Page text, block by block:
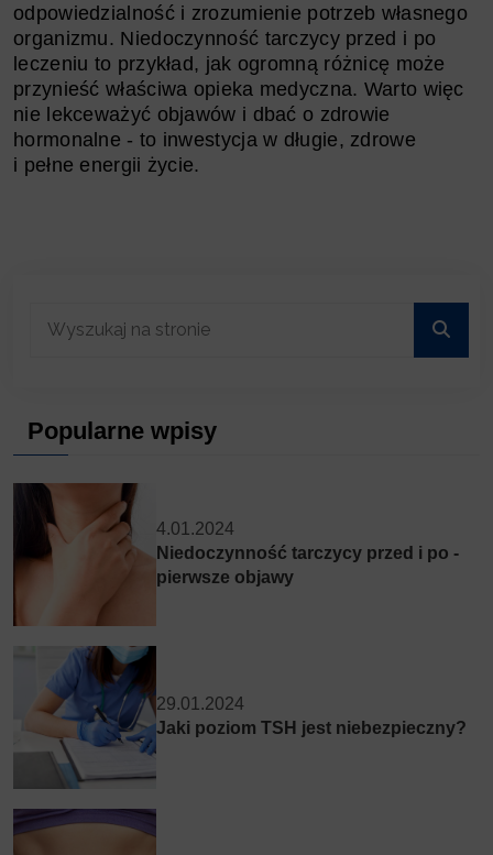
odpowiedzialność i zrozumienie potrzeb własnego
organizmu. Niedoczynność tarczycy przed i po
leczeniu to przykład, jak ogromną różnicę może
przynieść właściwa opieka medyczna. Warto więc
nie lekceważyć objawów i dbać o zdrowie
hormonalne - to inwestycja w długie, zdrowe
i pełne energii życie.
Popularne wpisy
4.01.2024
Niedoczynność tarczycy przed i po -
pierwsze objawy
29.01.2024
Jaki poziom TSH jest niebezpieczny?